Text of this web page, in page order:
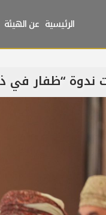
الرئيسية عن الهيئة
ندوة “ظفار في